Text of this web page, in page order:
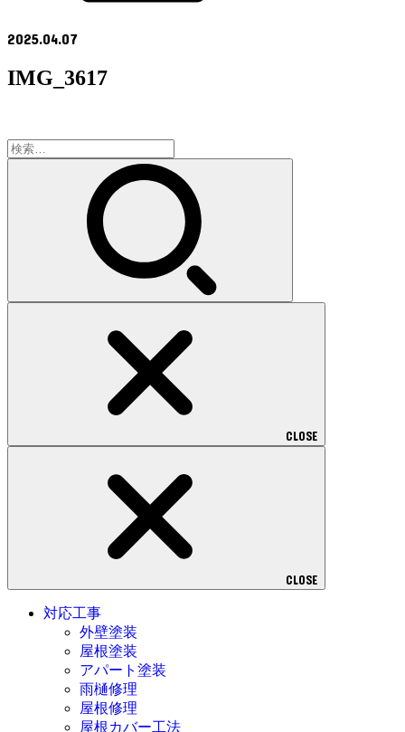
2025.04.07
IMG_3617
検
索:
CLOSE
CLOSE
対応工事
外壁塗装
屋根塗装
アパート塗装
雨樋修理
屋根修理
屋根カバー工法